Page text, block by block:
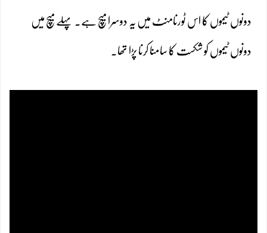
دونوں ٹیموں کا اس ٹورنامنٹ میں یہ دوسرا میچ ہے۔ پہلے میچ میں
دونوں ٹیموں کو شکست کا سامنا کرنا پڑا تھا۔